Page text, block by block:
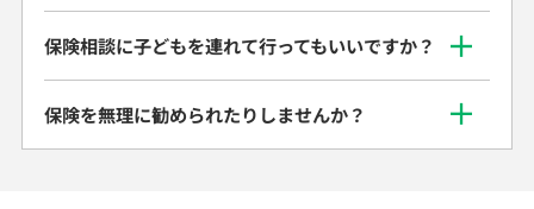
保険相談に子どもを連れて行ってもいいですか？
保険を無理に勧められたりしませんか？